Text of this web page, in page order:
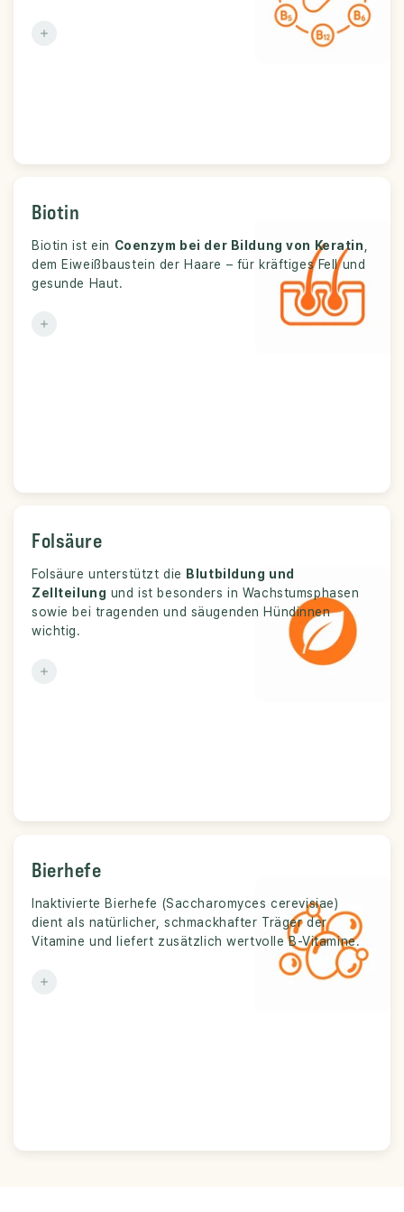
Biotin
Biotin ist ein Coenzym bei der Bildung von Keratin
dem Eiweißbaustein der Haare – für kräftiges Fell und
gesunde Haut.
Funktion:
Haut, Fell, Krallen und Zellfunktion.
Folsäure
Folsäure unterstützt die Blutbildung und
Zellteilung und ist besonders in Wachstumsphasen
sowie bei tragenden und säugenden Hündinnen
wichtig.
Funktion:
Zellbildung, Blutbildung und Wachstum.
Bierhefe
Inaktivierte Bierhefe (Saccharomyces cerevisiae)
dient als natürlicher, schmackhafter Träger der
Vitamine und liefert zusätzlich wertvolle B-Vitamine.
Herkunft:
Natürliche, inaktivierte Bierhefe.
Funktion:
Schmackhafter Vitaminträger mit hoher
Akzeptanz.